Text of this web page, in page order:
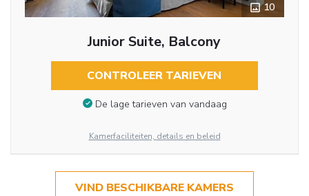
10
Junior Suite, Balcony
CONTROLEER TARIEVEN
De lage tarieven van vandaag
Kamerfaciliteiten, details en beleid
VIND BESCHIKBARE KAMERS